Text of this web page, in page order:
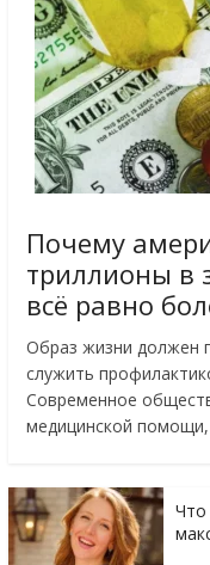
Почему
триллионы в
всё равно
Образ жизни должен
служить
Современное
медицинской помощи,
Что